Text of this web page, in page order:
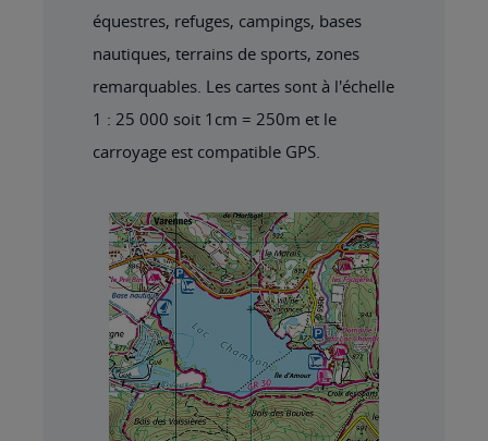
équestres, refuges, campings, bases
nautiques, terrains de sports, zones
remarquables. Les cartes sont à l'échelle
1 : 25 000 soit 1cm = 250m et le
carroyage est compatible GPS.